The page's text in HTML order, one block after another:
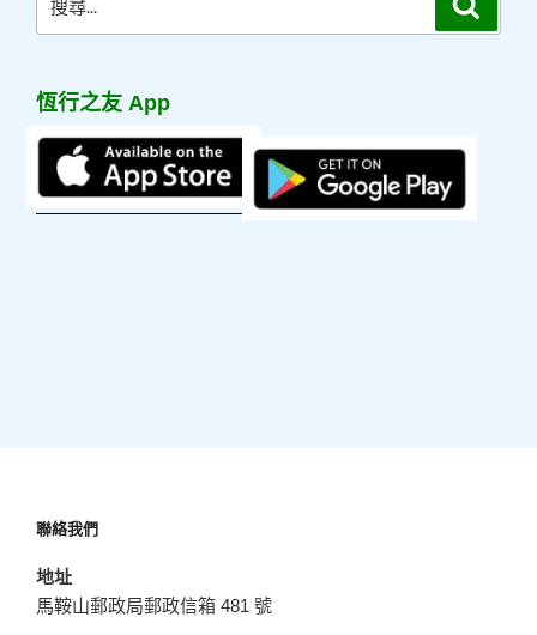
尋
字:
恆行之友 App
聯絡我們
地址
馬鞍山郵政局郵政信箱 481 號